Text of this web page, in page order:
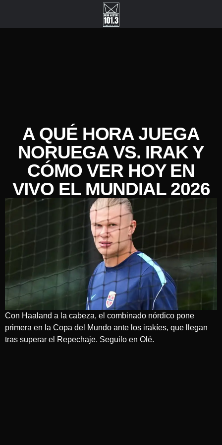
A QUÉ HORA JUEGA
NORUEGA VS. IRAK Y
CÓMO VER HOY EN
VIVO EL MUNDIAL 2026
Con Haaland a la cabeza, el combinado nórdico pone
primera en la Copa del Mundo ante los irakíes, que llegan
tras superar el Repechaje. Seguilo en Olé.